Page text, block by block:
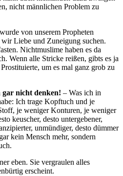
nicht männlichen Problem zu
von unserem Propheten
Liebe und Zuneigung suchen.
Nichtmuslime haben es da
Wenn alle Stricke reißen, gibts es ja
um es mal ganz grob zu
nicht denken! – Was ich in
Ich trage Kopftuch und je
je weniger Konturen, je weniger
keuscher, desto untergebener,
unmündiger, desto dümmer
kein Mensch mehr, sondern
eben. Sie vergraulen alles
erscheint.